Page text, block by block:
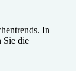
In
Sie die